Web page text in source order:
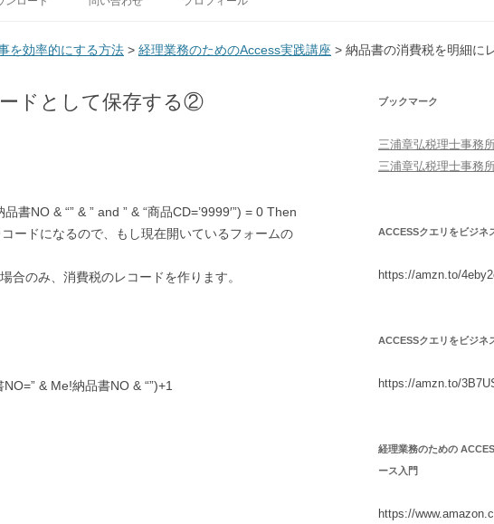
を効率的にする方法 > 経理業務のためのAccess実践講座 > 納品書の消費税を明細に
ドとして保存する②
書NO & “” & ” and ” & “商品CD=’9999′”) = 0 Then
ードになるので、もし現在開いているフォームの
合のみ、消費税のレコードを作ります。
& Me!納品書NO & “”)+1
ブックマーク
三浦章弘税理士事務
三浦章弘税理士事務
ACCESSクエリをビジネ
https://amzn.to/
ACCESSクエリをビジネ
https://amzn.to/
経理業務のための
ース入門
https://